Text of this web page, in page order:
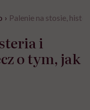
› Palenie na stosie,
i
o tym, jak